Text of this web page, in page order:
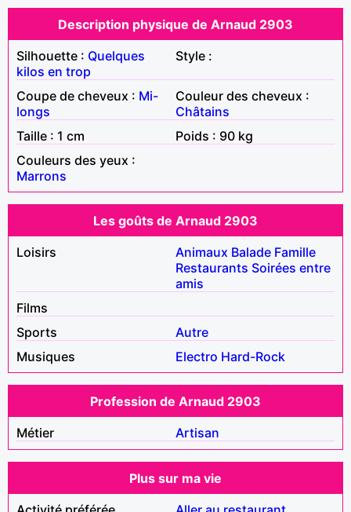
Description physique de Arnaud 2903
Silhouette : Quelques
kilos en trop
Style :
Coupe de cheveux : Mi-
longs
Couleur des cheveux :
Châtains
Taille : 1 cm
Poids : 90 kg
Couleurs des yeux :
Marrons
Les goûts de Arnaud 2903
Loisirs
Animaux Balade Famille
Restaurants Soirées entre
amis
Films
Sports
Autre
Musiques
Electro Hard-Rock
Profession de Arnaud 2903
Métier
Artisan
Plus sur ma vie